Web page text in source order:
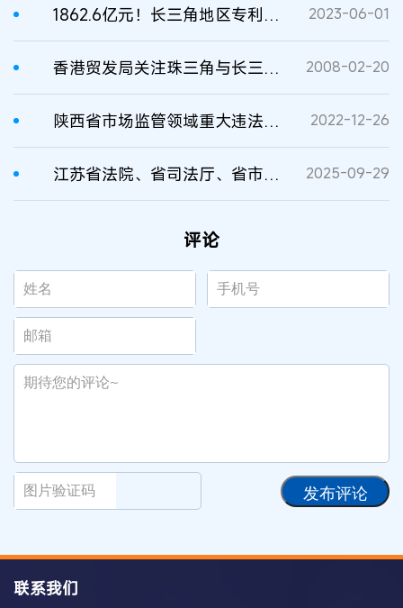
1862.6亿元！长三角地区专利质押融资金额接近全国一半 2023-06-01
香港贸发局关注珠三角与长三角知识产权等竞合发展问题 2008-02-20
陕西省市场监管领域重大违法行为举报奖励实施细则 2022-12-26
江苏省法院、省司法厅、省市场监管局联合发布全省市场监管领域行政处罚典型案例 2025-09-29
评论
发布评论
联系我们